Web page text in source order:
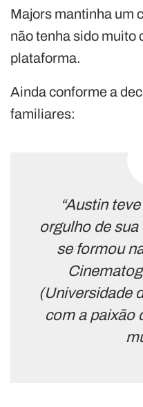
Majors mantinha um
não tenha sido muito
plataforma.
Ainda conforme a
familiares:
“Austin
orgulho de sua
se formou
(Universidade
com a paixão